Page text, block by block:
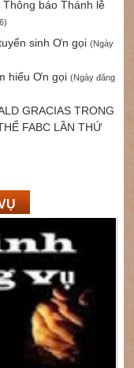
báo Thánh lễ
sinh Ơn gọi(Ngày
hiểu Ơn gọi(Ngày đăng
GRACIAS TRONG
FABC LẦN THỨ